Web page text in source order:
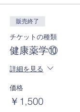
販売終了
チケットの種類
健康薬学⑩
詳細を見る
価格
￥1,500